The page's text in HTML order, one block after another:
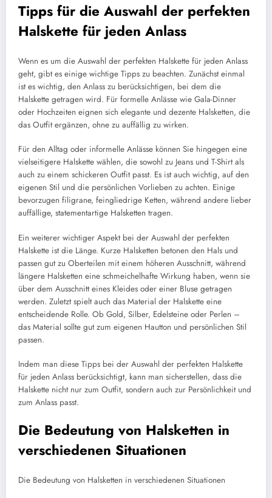
Tipps für die Auswahl der perfekten
Halskette für jeden Anlass
Wenn es um die Auswahl der perfekten Halskette für jeden Anlass
geht, gibt es einige wichtige Tipps zu beachten. Zunächst einmal
ist es wichtig, den Anlass zu berücksichtigen, bei dem die
Halskette getragen wird. Für formelle Anlässe wie Gala-Dinner
oder Hochzeiten eignen sich elegante und dezente Halsketten, die
das Outfit ergänzen, ohne zu auffällig zu wirken.
Für den Alltag oder informelle Anlässe können Sie hingegen eine
vielseitigere Halskette wählen, die sowohl zu Jeans und T-Shirt als
auch zu einem schickeren Outfit passt. Es ist auch wichtig, auf den
eigenen Stil und die persönlichen Vorlieben zu achten. Einige
bevorzugen filigrane, feingliedrige Ketten, während andere lieber
auffällige, statementartige Halsketten tragen.
Ein weiterer wichtiger Aspekt bei der Auswahl der perfekten
Halskette ist die Länge. Kurze Halsketten betonen den Hals und
passen gut zu Oberteilen mit einem höheren Ausschnitt, während
längere Halsketten eine schmeichelhafte Wirkung haben, wenn sie
über dem Ausschnitt eines Kleides oder einer Bluse getragen
werden. Zuletzt spielt auch das Material der Halskette eine
entscheidende Rolle. Ob Gold, Silber, Edelsteine oder Perlen –
das Material sollte gut zum eigenen Hautton und persönlichen Stil
passen.
Indem man diese Tipps bei der Auswahl der perfekten Halskette
für jeden Anlass berücksichtigt, kann man sicherstellen, dass die
Halskette nicht nur zum Outfit, sondern auch zur Persönlichkeit und
zum Anlass passt.
Die Bedeutung von Halsketten in
verschiedenen Situationen
Die Bedeutung von Halsketten in verschiedenen Situationen